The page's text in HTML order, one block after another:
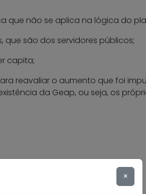
que não se aplica na lógica do
que são dos servidores públicos;
capita;
reavaliar o aumento que foi
da Geap, ou seja, os
×